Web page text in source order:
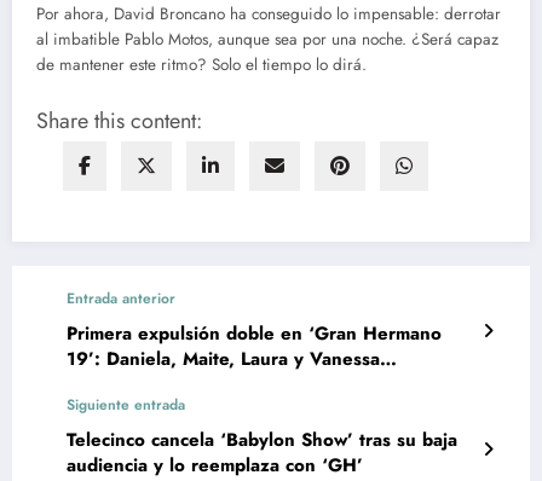
Por ahora, David Broncano ha conseguido lo impensable: derrotar
al imbatible Pablo Motos, aunque sea por una noche. ¿Será capaz
de mantener este ritmo? Solo el tiempo lo dirá.
Share this content:
Entrada anterior
Primera expulsión doble en ‘Gran Hermano
19’: Daniela, Maite, Laura y Vanessa
Siguiente entrada
Telecinco cancela ‘Babylon Show’ tras su baja
audiencia y lo reemplaza con ‘GH’